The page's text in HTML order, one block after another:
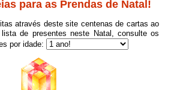
para as Prendas de Natal!
através deste site centenas de cartas ao
de presentes neste Natal, consulte os
por idade: